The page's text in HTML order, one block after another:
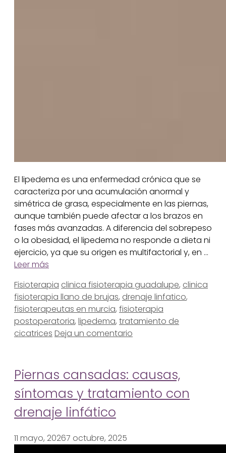
El lipedema es una enfermedad crónica que se
caracteriza por una acumulación anormal y
simétrica de grasa, especialmente en las piernas,
aunque también puede afectar a los brazos en
fases más avanzadas. A diferencia del sobrepeso
o la obesidad, el lipedema no responde a dieta ni
ejercicio, ya que su origen es multifactorial y, en …
Leer más
Categorías
Fisioterapia Etiquetas
clinica fisioterapia guadalupe, clinica
fisioterapia llano de brujas, drenaje linfatico,
fisioterapeutas en murcia, fisioterapia
postoperatoria, lipedema, tratamiento de
cicatrices Deja un comentario
Piernas cansadas: causas,
síntomas y tratamiento con
drenaje linfático
11 mayo, 20267 octubre, 2025